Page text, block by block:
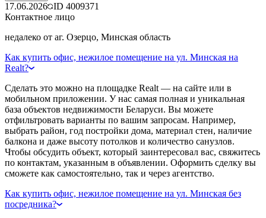
17.06.2026 ID 4009371
Контактное лицо
недалеко от аг. Озерцо, Минская область
Как купить офис, нежилое помещение на ул. Минская на
Realt?
Сделать это можно на площадке Realt — на сайте или в
мобильном приложении. У нас самая полная и уникальная
база объектов недвижимости Беларуси. Вы можете
отфильтровать варианты по вашим запросам. Например,
выбрать район, год постройки дома, материал стен, наличие
балкона и даже высоту потолков и количество санузлов.
Чтобы обсудить объект, который заинтересовал вас, свяжитесь
по контактам, указанным в объявлении. Оформить сделку вы
сможете как самостоятельно, так и через агентство.
Как купить офис, нежилое помещение на ул. Минская без
посредника?